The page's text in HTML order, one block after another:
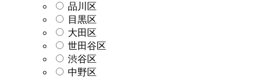
品川区
目黒区
大田区
世田谷区
渋谷区
中野区